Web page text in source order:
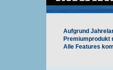
Aufgrund
Premiumprodukt
Alle Features